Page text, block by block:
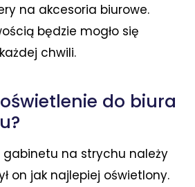
na akcesoria biurowe.
będzie mogło się
chwili.
do biura
gabinetu na strychu należy
on jak najlepiej oświetlony.